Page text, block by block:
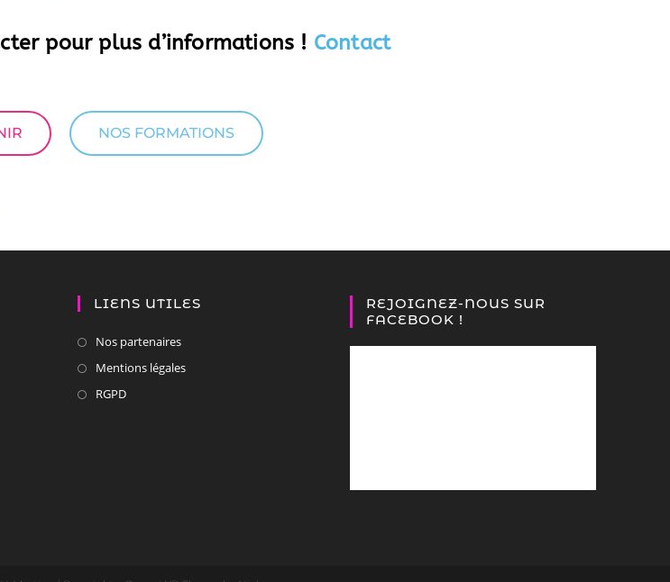
pour plus d’informations ! Contact
NOS FORMATIONS
LIENS UTILES
Nos partenaires
Mentions légales
RGPD
REJOIGNEZ-NOUS SUR
FACEBOOK !